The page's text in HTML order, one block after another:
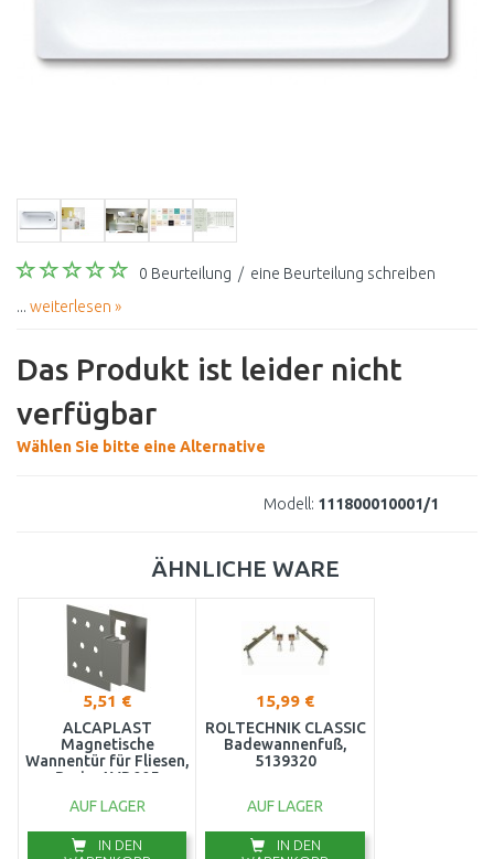
0 Beurteilung / eine Beurteilung schreiben
... weiterlesen »
Das Produkt ist leider nicht
verfügbar
Wählen Sie bitte eine Alternative
Modell: 111800010001/1
ÄHNLICHE WARE
5,51 €
ALCAPLAST
Magnetische
Wannentür für Fliesen,
Basic, AVD005
AUF LAGER
IN DEN
15,99 €
ROLTECHNIK CLASSIC
Badewannenfuß,
5139320
AUF LAGER
IN DEN